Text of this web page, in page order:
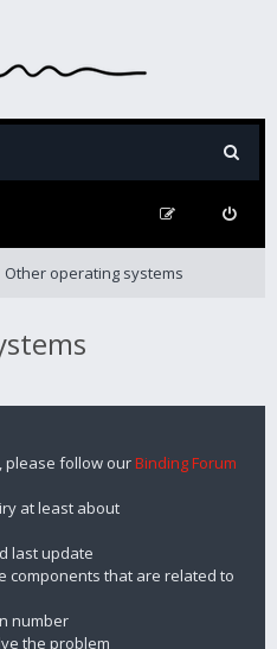
Other operating systems
please follow ourBinding Forum
at least about
last update
components that are related to
number
the problem